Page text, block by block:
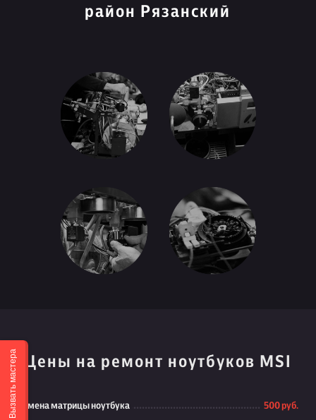
район Рязанский
Цены на ремонт ноутбуков MSI
Замена матрицы ноутбука 500 руб.
Вызвать мастера